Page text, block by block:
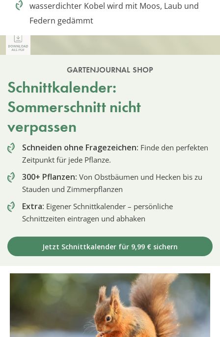
wasserdichter Kobel wird mit Moos, Laub und
Federn gedämmt
GARTENJOURNAL SHOP
Schnittkalender:
Sommerschnitt nicht
verpassen
Schneiden ohne Fragezeichen: Finde den perfekten
Zeitpunkt für jede Pflanze.
300+ Pflanzen: Von Obstbäumen und Hecken bis zu
Stauden und Zimmerpflanzen
Extra: Eigener Schnittkalender – persönliche
Schnittzeiten eintragen und abhaken
Jetzt Schnittkalender für 9,99 € sichern